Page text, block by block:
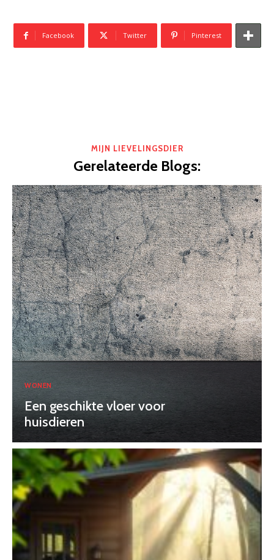
Facebook Twitter Pinterest
MIJN LIEVELINGSDIER
Gerelateerde Blogs:
WONEN
Een geschikte vloer voor
huisdieren